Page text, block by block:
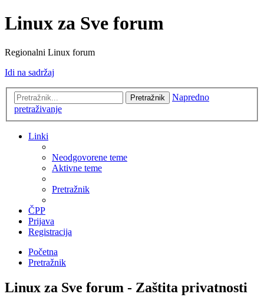
Linux za Sve forum
Regionalni Linux forum
Idi na sadržaj
Pretražnik
Napredno
pretraživanje
Linki
Neodgovorene teme
Aktivne teme
Pretražnik
ČPP
Prijava
Registracija
Početna
Pretražnik
Linux za Sve forum - Zaštita privatnosti